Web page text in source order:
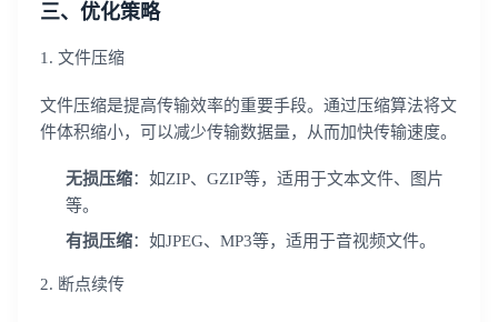
三、优化策略
1. 文件压缩
文件压缩是提高传输效率的重要手段。通过压缩算法将文
件体积缩小，可以减少传输数据量，从而加快传输速度。
无损压缩：如ZIP、GZIP等，适用于文本文件、图片
等。
有损压缩：如JPEG、MP3等，适用于音视频文件。
2. 断点续传